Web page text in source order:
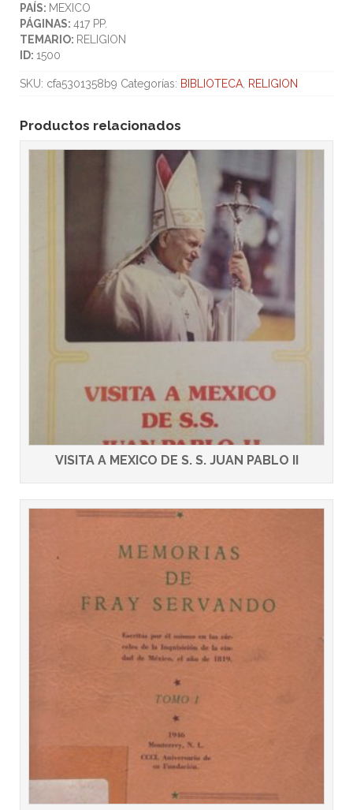
PAÍS: MEXICO
PÁGINAS: 417 PP.
TEMARIO: RELIGION
ID: 1500
SKU: cfa5301358b9 Categorías: BIBLIOTECA RELIGION
Productos relacionados
VISITA A MEXICO DE S. S. JUAN PABLO II